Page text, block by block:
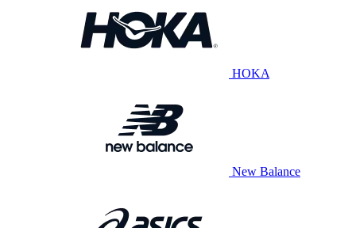
HOKA
New Balance